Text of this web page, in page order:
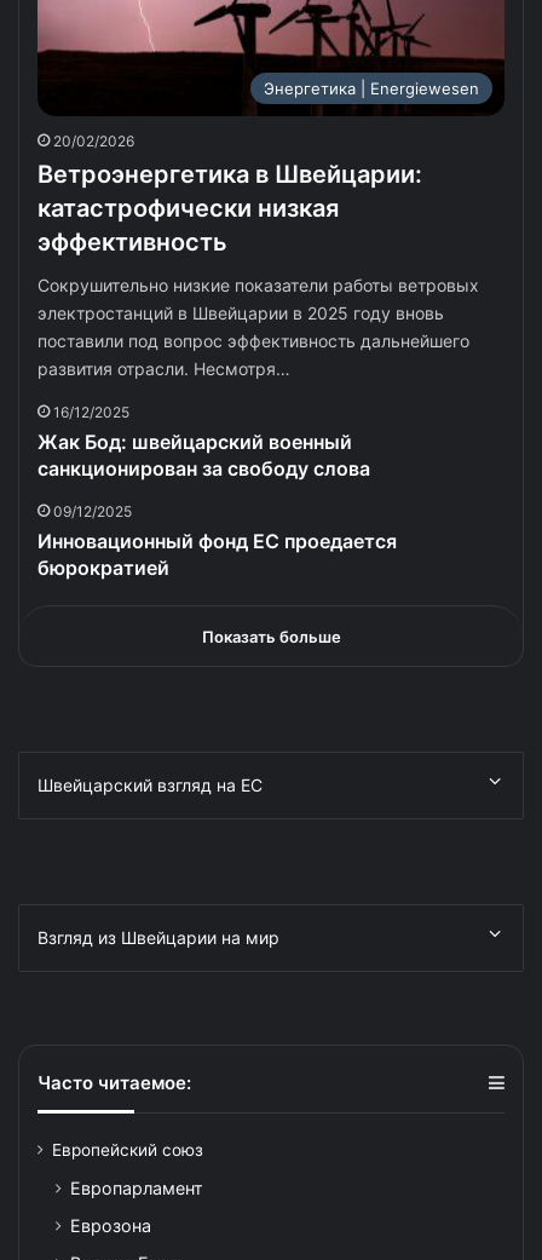
Энергетика | Energiewesen
20/02/2026
Ветроэнергетика в Швейцарии:
катастрофически низкая
эффективность
Сокрушительно низкие показатели работы ветровых
электростанций в Швейцарии в 2025 году вновь
поставили под вопрос эффективность дальнейшего
развития отрасли. Несмотря…
16/12/2025
Жак Бод: швейцарский военный
санкционирован за свободу слова
09/12/2025
Инновационный фонд ЕС проедается
бюрократией
Показать больше
Швейцарский взгляд на ЕС
Взгляд из Швейцарии на мир
Часто читаемое:
Европейский союз
Европарламент
Еврозона